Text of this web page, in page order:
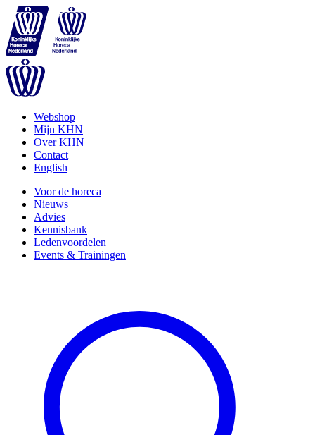
Webshop
Mijn KHN
Over KHN
Contact
English
Voor de horeca
Nieuws
Advies
Kennisbank
Ledenvoordelen
Events & Trainingen